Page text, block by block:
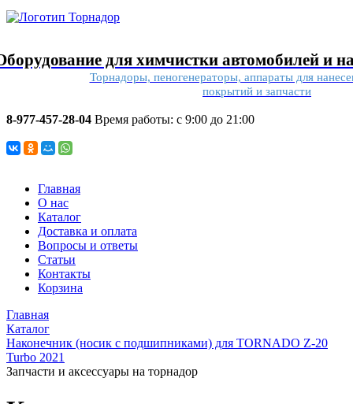
для химчистки автомобилей и
Торнадоры, пеногенераторы, аппараты для
покрытий и запчасти
8-977-457-28-04 Время работы: с 9:00 до 21:00
Главная
О нас
Каталог
Доставка и оплата
Вопросы и ответы
Статьи
Контакты
Корзина
Главная
Каталог
Наконечник (носик с подшипниками) для TORNADO Z-20
Turbo 2021
Запчасти и аксессуары на торнадор